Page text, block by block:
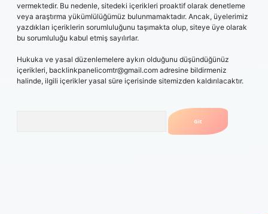
vermektedir. Bu nedenle, sitedeki içerikleri proaktif olarak denetleme
veya araştırma yükümlülüğümüz bulunmamaktadır. Ancak, üyelerimiz
yazdıkları içeriklerin sorumluluğunu taşımakta olup, siteye üye olarak
bu sorumluluğu kabul etmiş sayılırlar.
Hukuka ve yasal düzenlemelere aykırı olduğunu düşündüğünüz
içerikleri, backlinkpanelicomtr@gmail.com adresine bildirmeniz
halinde, ilgili içerikler yasal süre içerisinde sitemizden kaldırılacaktır.